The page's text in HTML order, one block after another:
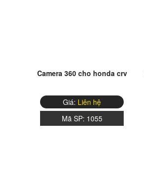
Camera 360 cho honda crv
Giá: Liên hệ
Mã SP: 1055